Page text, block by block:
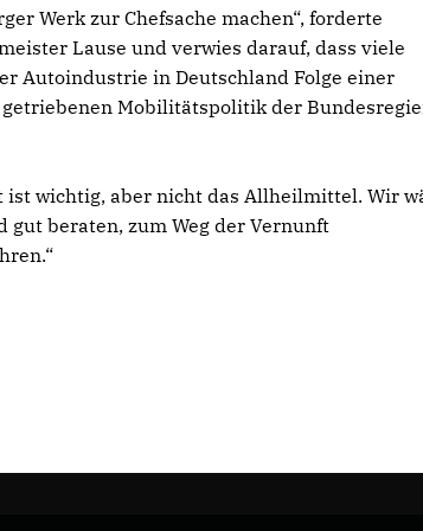
Werk zur Chefsache machen“, forderte
Lause und verwies darauf, dass viele
Autoindustrie in Deutschland Folge einer
Mobilitätspolitik der
wichtig, aber nicht das Allheilmittel. Wir
gut beraten, zum Weg der Vernunft